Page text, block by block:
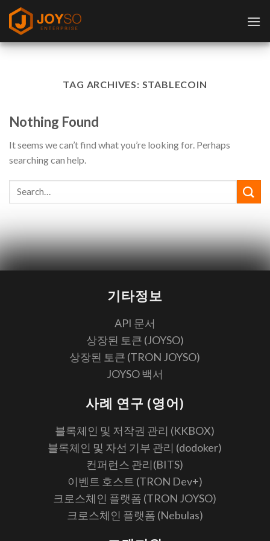
Skip
content
TAG ARCHIVES: STABLECOIN
Nothing Found
It seems we can’t find what you’re looking for. Perhaps
searching can help.
기타정보
API 문서
상장된 토큰 (JOYSO)
상장된 토큰 (TRON JOYSO)
JOYSO 백서
사례 연구 (영어)
블록체인 및 저작권 관리 (KKBOX)
블록체인 및 자선 기부 관리 (dodoker)
컨퍼런스 관리(BITS)
이벤트 호스트 (TRON Dev+)
크로스체인 플랫폼 (TRON JOYSO)
크로스체인 플랫폼 (Nebulas)